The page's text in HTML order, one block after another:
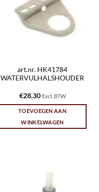
art.nr. HK41784
WATERVULHALSHOUDER
€28,30 Excl. BTW
TOEVOEGEN AAN
WINKELWAGEN